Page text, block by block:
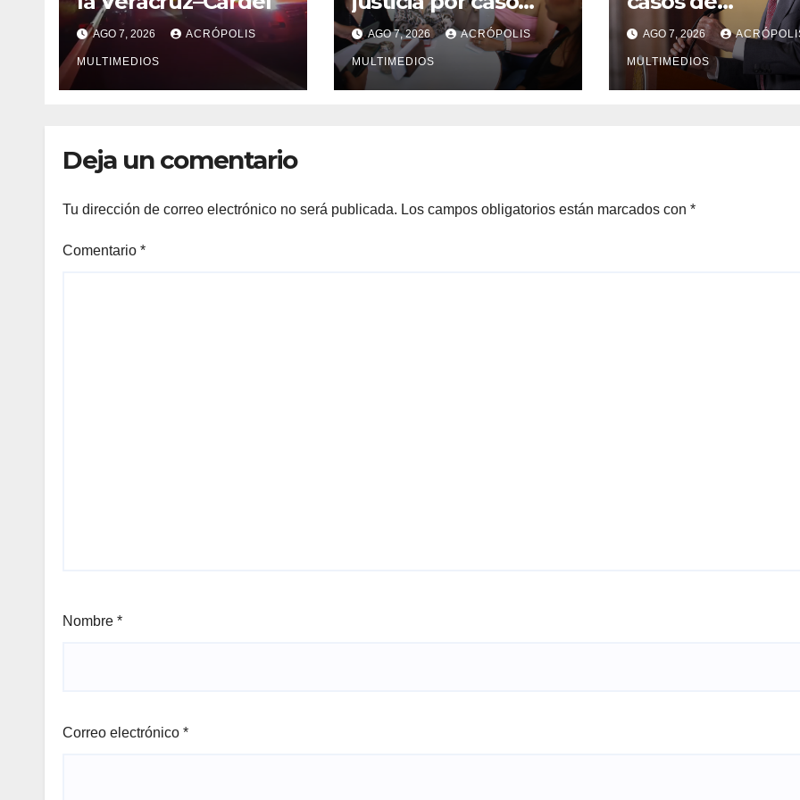
AGO 7, 2026 ACRÓPOLIS
MULTIMEDIOS
Zulma en Xalapa
AGO 7, 2026 ACRÓPOLIS
MULTIMEDIOS
Ciclosporiasis
AGO 7, 2026
MULTIMEDIOS
Deja un comentario
Tu dirección de correo electrónico no será publicada. Los campos obligatorios están marcados con *
Comentario *
Nombre *
Correo electrónico *